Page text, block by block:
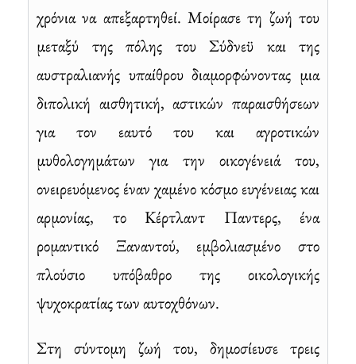
χρόνια να απεξαρτηθεί. Μοίρασε τη ζωή του
μεταξύ της πόλης του Σύδνεϋ και της
αυστραλιανής υπαίθρου διαμορφώνοντας μια
διπολική αισθητική, αστικών παραισθήσεων
για τον εαυτό του και αγροτικών
μυθολογημάτων για την οικογένειά του,
ονειρευόμενος έναν χαμένο κόσμο ευγένειας και
αρμονίας, το Κέρτλαντ Παντερς, ένα
ρομαντικό Ξαναντού, εμβολιασμένο στο
πλούσιο υπόβαθρο της οικολογικής
ψυχοκρατίας των αυτοχθόνων.
Στη σύντομη ζωή του, δημοσίευσε τρεις